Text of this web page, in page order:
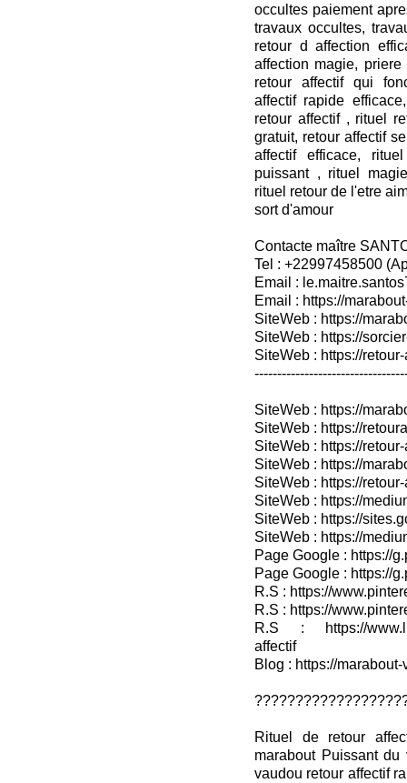
occultes paiement
travaux occultes,
retour d affection
affection magie,
retour affectif qui
affectif rapide
retour affectif , rituel
gratuit, retour affectif
affectif efficace,
puissant , rituel
rituel retour de l'etre
sort d'amour
Contacte maître
Tel : +22997458500
Email :
Email : https://
SiteWeb : https://
SiteWeb : https://
SiteWeb : https://
SiteWeb : https://
SiteWeb : https://
SiteWeb : https://
SiteWeb : https://
SiteWeb : https://
SiteWeb : https://
SiteWeb : https://
SiteWeb : https://
Page Google : https://
Page Google : https://
R.S : https://
R.S : https://
R.S : https://
affectif
Blog : https://
Rituel de retour
marabout Puissant
vaudou retour affectif